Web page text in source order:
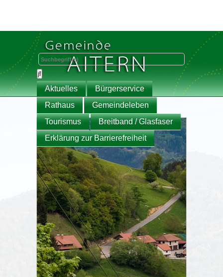
Aktuelles
Bürgerservice
Rathaus
Gemeindeleben
Tourismus
Breitband / Glasfaser
Erklärung zur Barrierefreiheit